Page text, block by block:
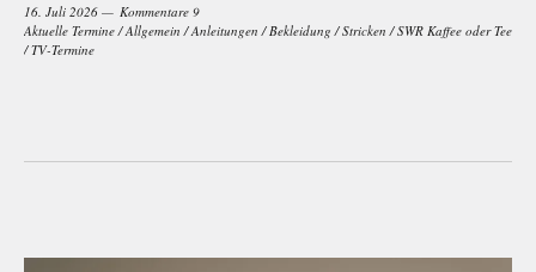
16. Juli 2026
Kommentare 9
Aktuelle Termine /Allgemein /Anleitungen / Bekleidung /Stricken /SWR Kaffee oder Tee
/TV-Termine